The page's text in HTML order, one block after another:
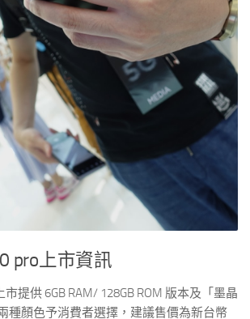
pro上市資訊
市提供 6GB RAM/ 128GB ROM 版本及「墨晶
種顏色予消費者選擇，建議售價為新台幣